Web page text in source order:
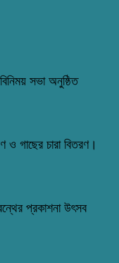
সভা অনুষ্ঠিত
ও গাছের চারা বিতরণ।
প্রকাশনা উৎসব